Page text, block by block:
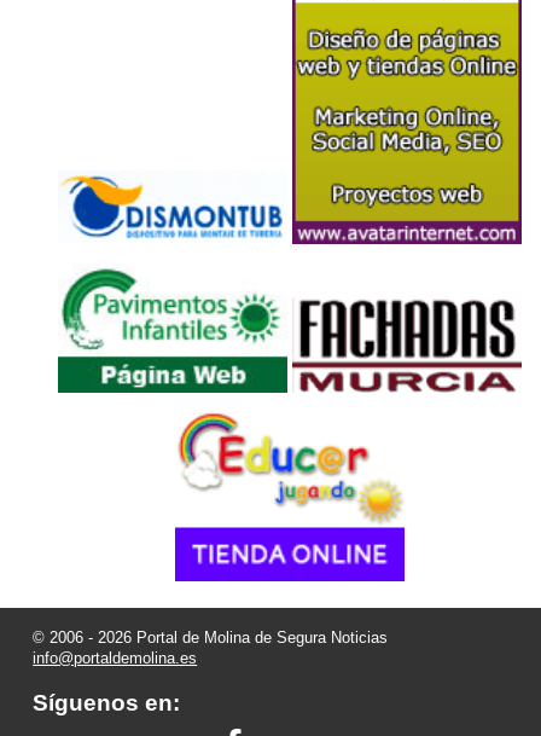
© 2006 - 2026 Portal de Molina de Segura Noticias
info@portaldemolina.es
Síguenos en: